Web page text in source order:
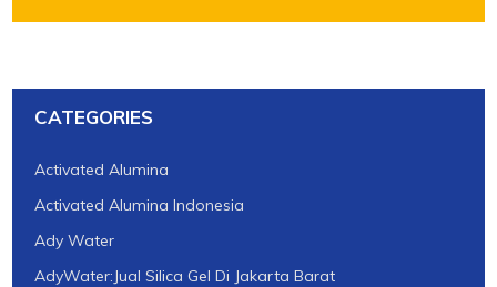
CATEGORIES
Activated Alumina
Activated Alumina Indonesia
Ady Water
AdyWater:Jual Silica Gel Di Jakarta Barat